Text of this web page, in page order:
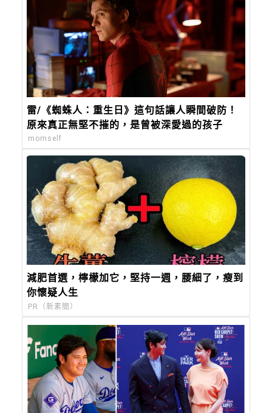
雷/《蜘蛛人：重生日》這句話讓人瞬間破防！
原來真正無堅不摧的，是曾被深愛過的孩子
momself
減肥首選，檸檬加它，堅持一週，腰細了，瘦到
你懷疑人生
PR（新素簡）